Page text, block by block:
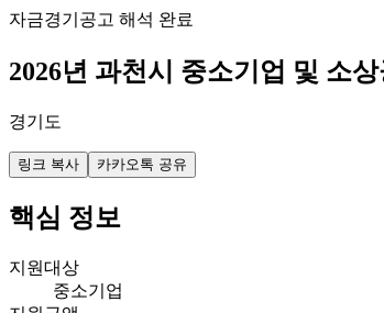
자금경기 공고 해석 완료
2026년 과천시 중소기업 및 소
경기도
링크 복사 카카오톡 공유
핵심 정보
지원대상
중소기업